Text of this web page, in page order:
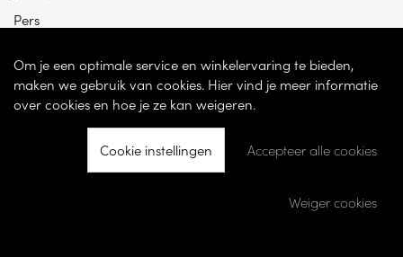
Pers
© 2026 - Dhondt Interieur NV – Ondernemingsnummer BE 0865 787 950 –
Om je een optimale service en winkelervaring te bieden,
maken we gebruik van cookies. Hier vind je meer informatie
over cookies en hoe je ze kan weigeren.
Cookie instellingen Accepteer alle cookies
Weiger cookies